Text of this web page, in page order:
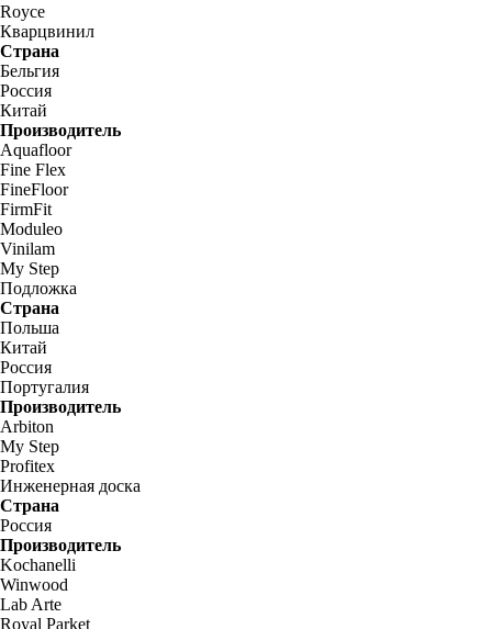
Royce
Кварцвинил
Страна
Бельгия
Россия
Китай
Производитель
Aquafloor
Fine Flex
FineFloor
FirmFit
Moduleo
Vinilam
My Step
Подложка
Страна
Польша
Китай
Россия
Португалия
Производитель
Arbiton
My Step
Profitex
Инженерная доска
Страна
Россия
Производитель
Kochanelli
Winwood
Lab Arte
Royal Parket